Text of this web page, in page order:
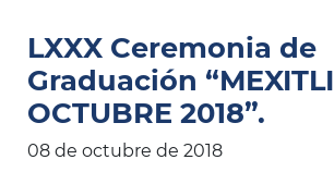
LXXX Ceremonia de
Graduación “MEXITLI
OCTUBRE 2018”.
08 de octubre de 2018